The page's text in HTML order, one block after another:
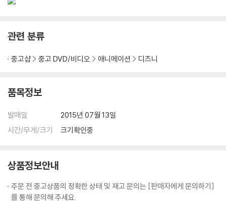
관련 분류
중고샵 중고 DVD/비디오 애니메이션 디즈니
품목정보
발매일
2015년 07월 13일
시간/무게/크기
크기확인중
상품정보안내
주문 전 중고상품의 정확한 상태 및 재고 문의는 [판매자에게 문의하기]
를 통해 문의해 주세요.